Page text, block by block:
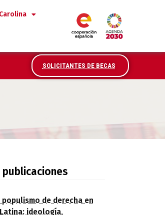
SOLICITANTES DE BECAS
populismo de derecha en
ideología,